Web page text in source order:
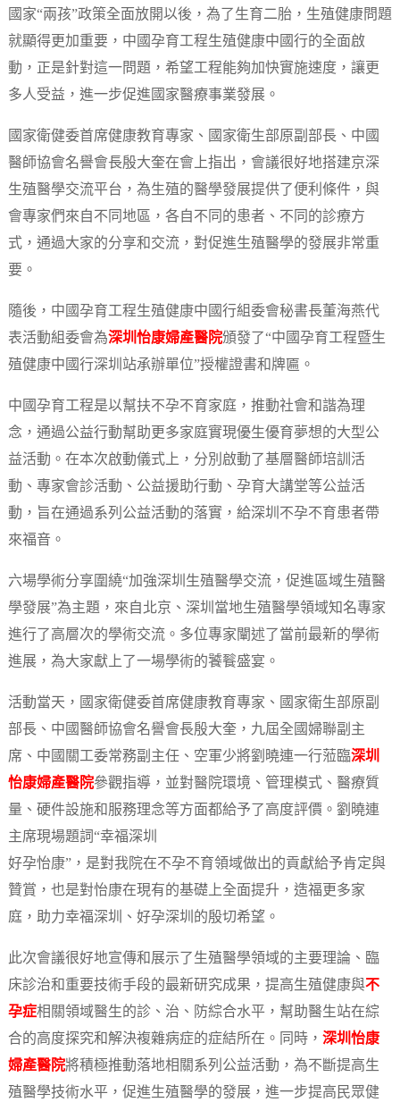
國家“兩孩”政策全面放開以後，為了生育二胎，生殖健康問題
就顯得更加重要，中國孕育工程生殖健康中國行的全面啟
動，正是針對這一問題，希望工程能夠加快實施速度，讓更
多人受益，進一步促進國家醫療事業發展。
國家衛健委首席健康教育專家、國家衛生部原副部長、中國
醫師協會名譽會長殷大奎在會上指出，會議很好地搭建京深
生殖醫學交流平台，為生殖的醫學發展提供了便利條件，與
會專家們來自不同地區，各自不同的患者、不同的診療方
式，通過大家的分享和交流，對促進生殖醫學的發展非常重
要。
隨後，中國孕育工程生殖健康中國行組委會秘書長董海燕代
表活動組委會為深圳怡康婦產醫院頒發了“中國孕育工程暨生
殖健康中國行深圳站承辦單位”授權證書和牌匾。
中國孕育工程是以幫扶不孕不育家庭，推動社會和諧為理
念，通過公益行動幫助更多家庭實現優生優育夢想的大型公
益活動。在本次啟動儀式上，分別啟動了基層醫師培訓活
動、專家會診活動、公益援助行動、孕育大講堂等公益活
動，旨在通過系列公益活動的落實，給深圳不孕不育患者帶
來福音。
六場學術分享圍繞“加強深圳生殖醫學交流，促進區域生殖醫
學發展”為主題，來自北京、深圳當地生殖醫學領域知名專家
進行了高層次的學術交流。多位專家闡述了當前最新的學術
進展，為大家獻上了一場學術的饕餮盛宴。
活動當天，國家衛健委首席健康教育專家、國家衛生部原副
部長、中國醫師協會名譽會長殷大奎，九屆全國婦聯副主
席、中國關工委常務副主任、空軍少將劉曉連一行蒞臨深圳
怡康婦產醫院參觀指導，並對醫院環境、管理模式、醫療質
量、硬件設施和服務理念等方面都給予了高度評價。劉曉連
主席現場題詞“幸福深圳
好孕怡康”，是對我院在不孕不育領域做出的貢獻給予肯定與
贊賞，也是對怡康在現有的基礎上全面提升，造福更多家
庭，助力幸福深圳、好孕深圳的殷切希望。
此次會議很好地宣傳和展示了生殖醫學領域的主要理論、臨
床診治和重要技術手段的最新研究成果，提高生殖健康與不
孕症相關領域醫生的診、治、防綜合水平，幫助醫生站在綜
合的高度探究和解決複雜病症的症結所在。同時， 深圳怡康
婦產醫院將積極推動落地相關系列公益活動，為不斷提高生
殖醫學技術水平，促進生殖醫學的發展，進一步提高民眾健